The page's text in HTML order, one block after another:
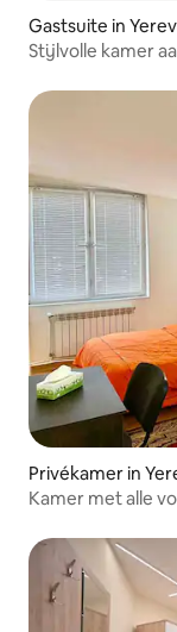
Gastsuite in
Stijlvolle kamer
Privékamer in
Kamer met alle